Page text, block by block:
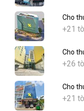
Cho
+21
Cho
+26
Cho
+21